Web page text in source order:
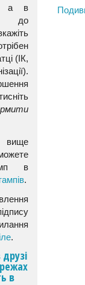
а в
до
(ІК,
вище
в
.
.
в